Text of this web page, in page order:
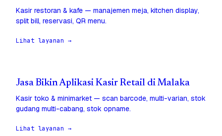
Kasir restoran & kafe — manajemen meja, kitchen display,
split bill, reservasi, QR menu.
Lihat layanan →
Jasa Bikin Aplikasi Kasir Retail di Malaka
Kasir toko & minimarket — scan barcode, multi-varian, stok
gudang multi-cabang, stok opname.
Lihat layanan →